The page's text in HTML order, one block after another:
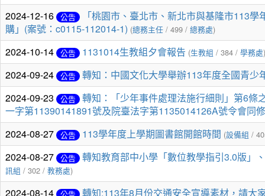
2024-12-16 公告
「桃園市、臺北市、新北市與基隆市113
購」(案號：c0115-112014-1) (總務主任 / 499 / 總務處)
2024-10-14 公告 1131014生教組夕會報告 (生教組 / 384 / 學務處)
2024-09-24 公告
轉知：中國文化大學舉辦113年度全國青
2024-09-23
公告
轉知：「少年事件處理法施行細則」第6條
一字第11390141891號及院臺法字第1135014126A號令會同
2024-08-27 公告 113學年度上學期圖書館開館時間 (設備組 /
2024-08-27 公告 轉知教育部中小學「數位教學指引3.0版」
訊組 / 302 / 教務處)
2024-08-14 轉知:113年8月份交通安全宣導素材，請大